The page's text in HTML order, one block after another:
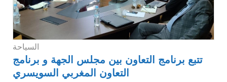
السياحة
تتبع برنامج التعاون بين مجلس الجهة و برنامج
التعاون المغربي السويسري